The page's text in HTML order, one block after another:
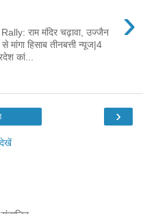
›
राम मंदिर चढ़ावा, उज्जैन
हिसाब तीनबत्ती न्यूज|4
कां...
›
देखें